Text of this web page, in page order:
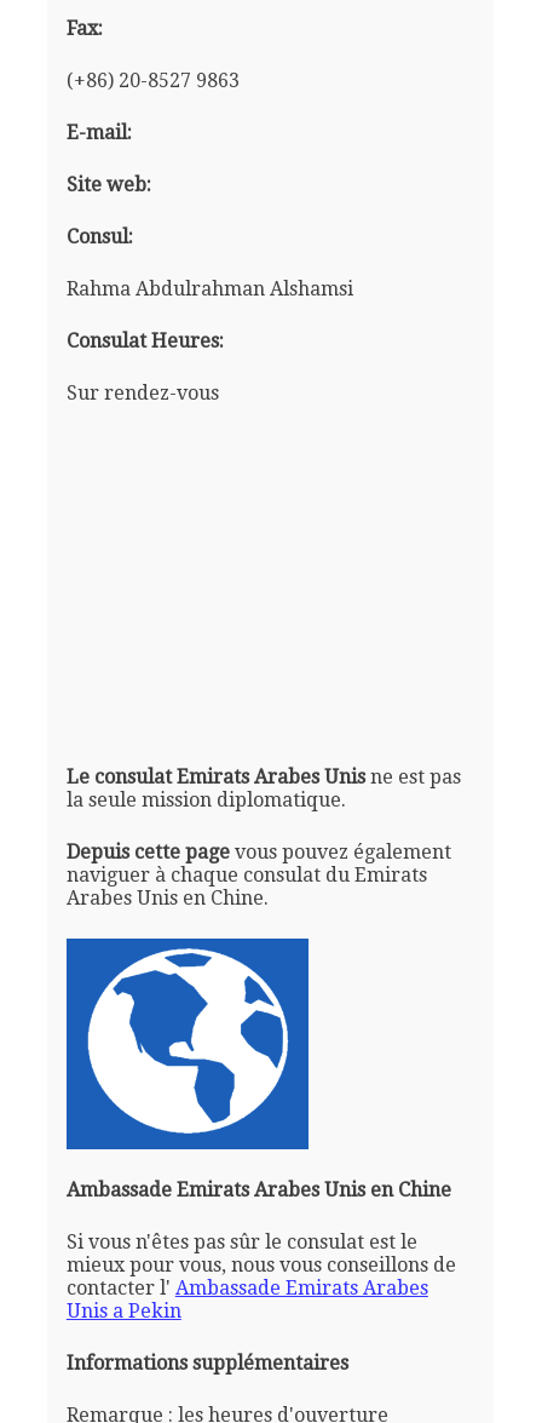
Fax:
(+86) 20-8527 9863
E-mail:
Site web:
Consul:
Rahma Abdulrahman Alshamsi
Consulat Heures:
Sur rendez-vous
Le consulat Emirats Arabes Unisne est pas
la seule mission diplomatique.
Depuis cette pagevous pouvez également
naviguer à chaque consulat du Emirats
Arabes Unis en Chine.
Ambassade Emirats Arabes Unis en Chine
Si vous n'êtes pas sûr le consulat est le
mieux pour vous, nous vous conseillons de
contacter l' Ambassade Emirats Arabes
Unis a Pekin
Informations supplémentaires
Remarque : les heures d'ouverture